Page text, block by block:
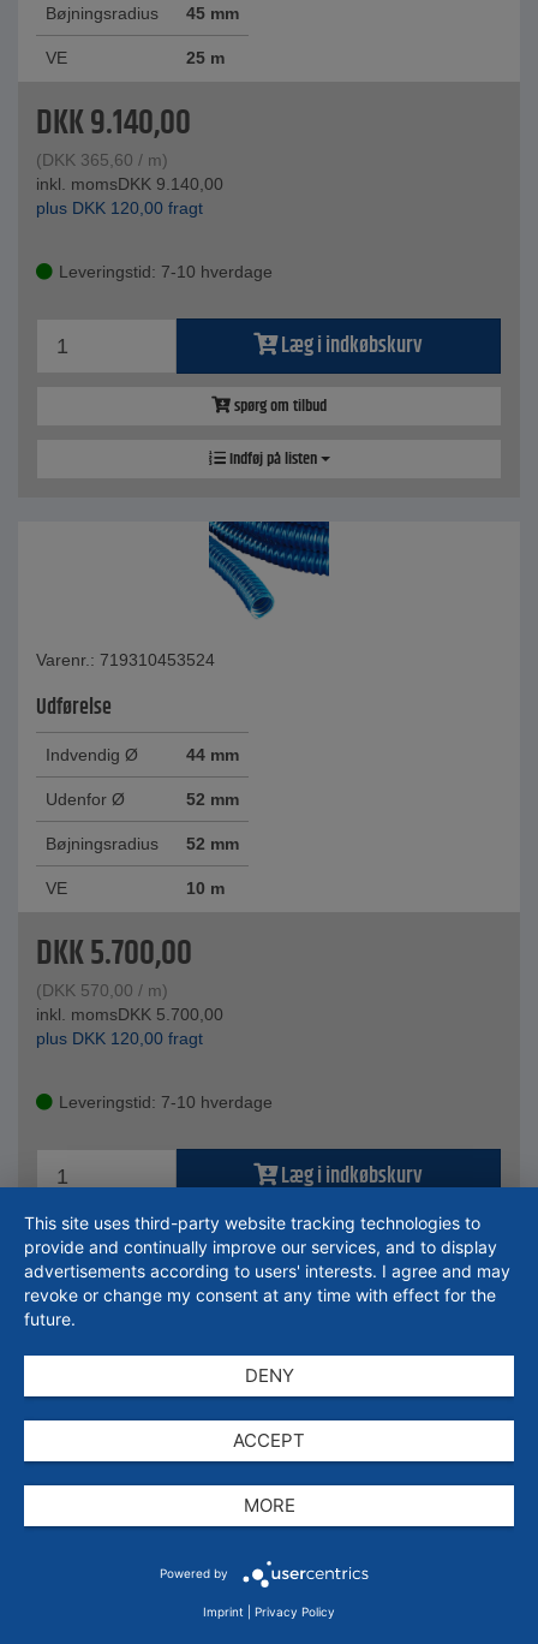
Bøjningsradius 45 mm
VE 25 m
DKK9.140,00
(DKK 365,60 / m)
inkl. momsDKK 9.140,00
plus DKK 120,00 fragt
Leveringstid: 7-10 hverdage
Læg i indkøbskurv
spørg om tilbud
Indføj på listen
Varenr.: 719310453524
Udførelse
Indvendig Ø 44 mm
Udenfor Ø 52 mm
Bøjningsradius 52 mm
VE 10 m
DKK5.700,00
(DKK 570,00 / m)
inkl. momsDKK 5.700,00
plus DKK 120,00 fragt
Leveringstid: 7-10 hverdage
Læg i indkøbskurv
spørg om tilbud
Indføj på listen
Varenr.: 719310453527
Udførelse
44 mm
This site uses third-party website tracking technologies to
provide and continually improve our services, and to display
advertisements according to users' interests. I agree and may
revoke or change my consent at any time with effect for the
future.
DENY
ACCEPT
MORE
Powered by
Imprint Privacy Policy